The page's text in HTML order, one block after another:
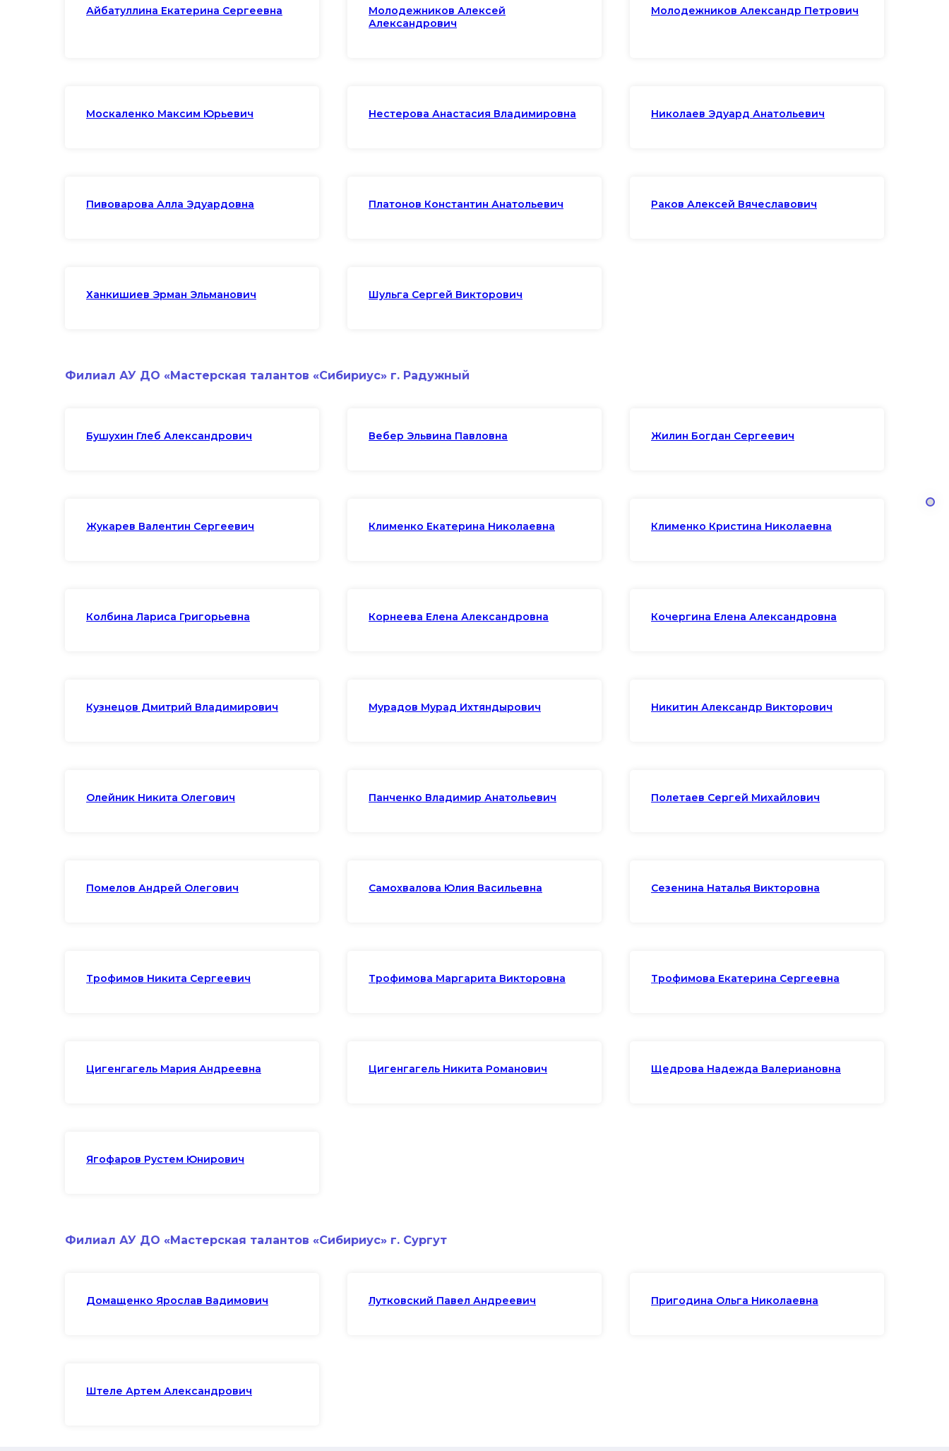
Айбатуллина Екатерина Сергеевна
Молодежников Алексей
Александрович
Молодежников Александр Петрович
Москаленко Максим Юрьевич Нестерова Анастасия Владимировна Николаев Эдуард Анатольевич
Пивоварова Алла Эдуардовна Платонов Константин Анатольевич Раков Алексей Вячеславович
Ханкишиев Эрман Эльманович Шульга Сергей Викторович
Филиал АУ ДО «Мастерская талантов «Сибириус» г. Радужный
Бушухин Глеб Александрович Вебер Эльвина Павловна Жилин Богдан Сергеевич
Жукарев Валентин Сергеевич Клименко Екатерина Николаевна Клименко Кристина Николаевна
Колбина Лариса Григорьевна Корнеева Елена Александровна Кочергина Елена Александровна
Кузнецов Дмитрий Владимирович Мурадов Мурад Ихтяндырович Никитин Александр Викторович
Олейник Никита Олегович Панченко Владимир Анатольевич Полетаев Сергей Михайлович
Помелов Андрей Олегович Самохвалова Юлия Васильевна Сезенина Наталья Викторовна
Трофимов Никита Сергеевич Трофимова Маргарита Викторовна Трофимова Екатерина Сергеевна
Цигенгагель Мария Андреевна Цигенгагель Никита Романович Щедрова Надежда Валериановна
Ягофаров Рустем Юнирович
Филиал АУ ДО «Мастерская талантов «Сибириус» г. Сургут
Домащенко Ярослав Вадимович Лутковский Павел Андреевич Пригодина Ольга Николаевна
Штеле Артем Александрович